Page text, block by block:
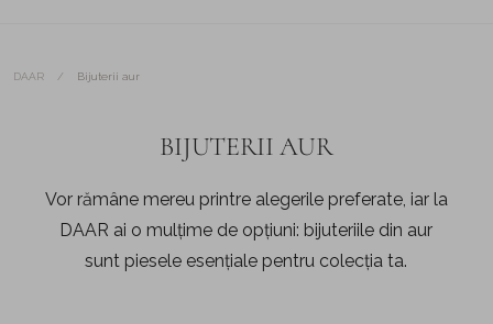
DAAR / Bijuterii aur
BIJUTERII AUR
Vor rămâne mereu printre alegerile preferate, iar la
DAAR ai o mulțime de opțiuni: bijuteriile din aur
sunt piesele esențiale pentru colecția ta.